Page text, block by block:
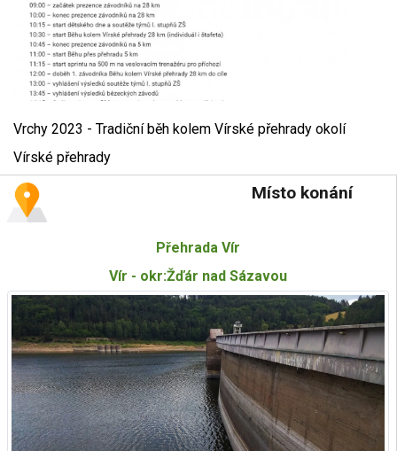
Vrchy 2023 - Tradiční běh kolem Vírské přehrady okolí
Vírské přehrady
Místo konání
Přehrada Vír
Vír - okr:Žďár nad Sázavou